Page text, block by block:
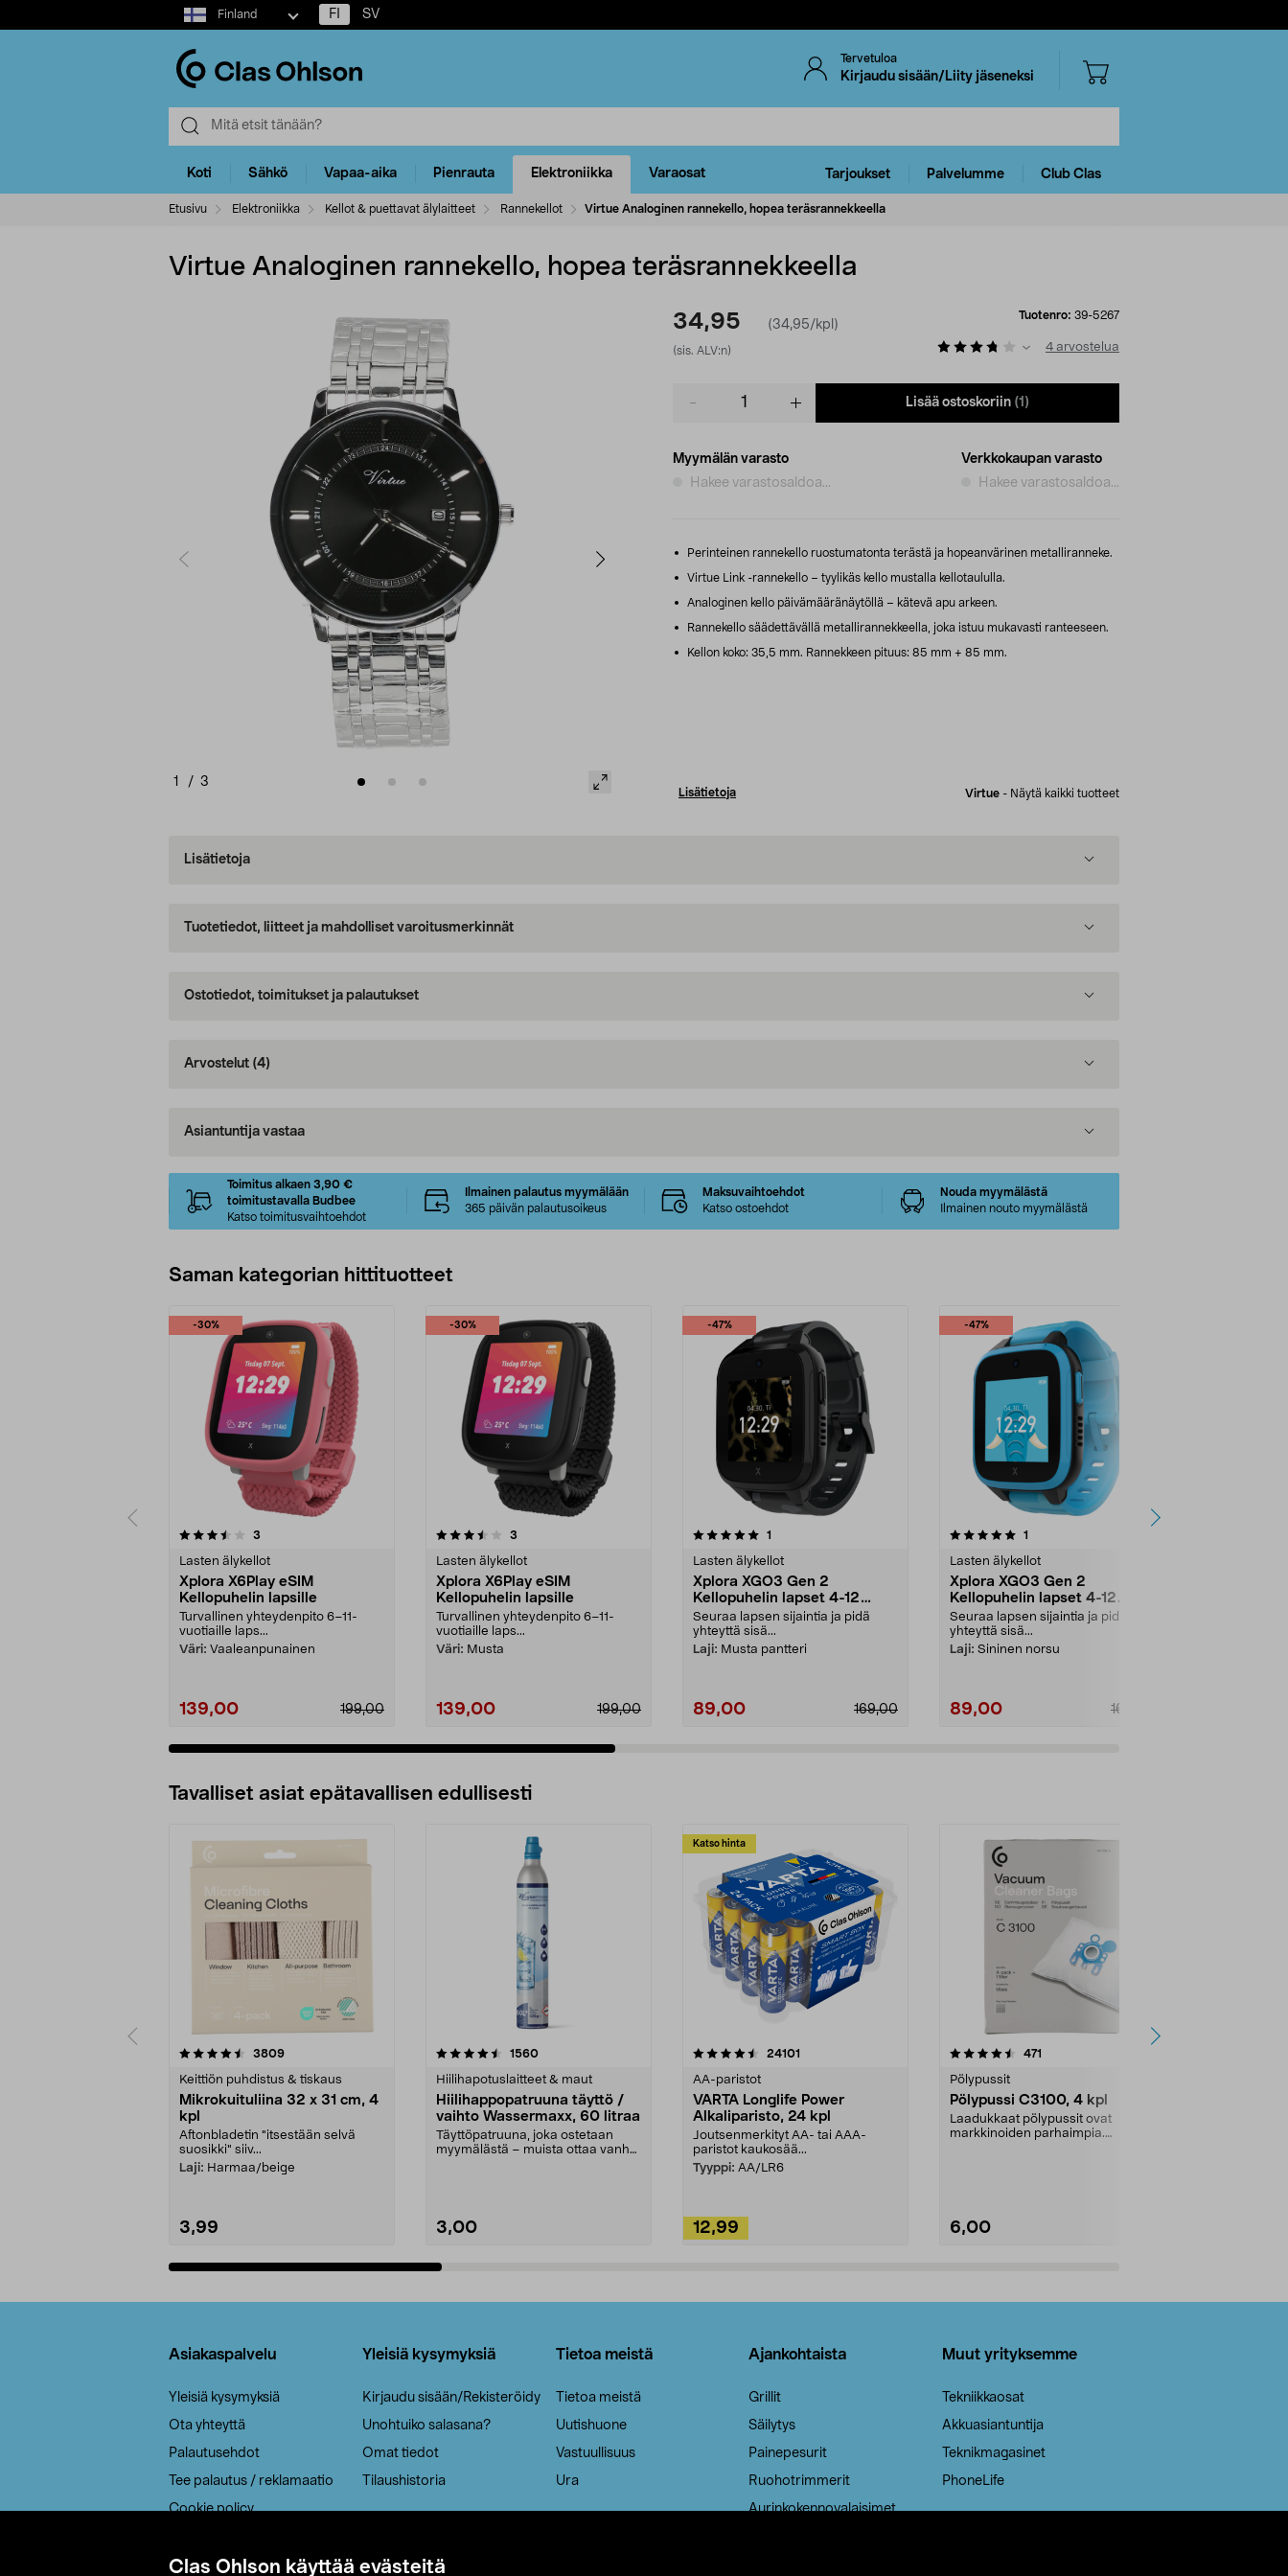
Clas Ohlson käyttää evästeitä
Select
market
Finland FI SV
Tervetuloa
Kirjaudu sisään/Liity jäseneksi
Koti Sähkö Vapaa-aika Pienrauta Elektroniikka Varaosat Tarjoukset Palvelumme Club Clas
Etusivu Elektroniikka Kellot & puettavat älylaitteet Rannekellot Virtue Analoginen rannekello, hopea teräsrannekkeella
Virtue Analoginen rannekello, hopea teräsrannekkeella
1 / 3
34,95 (34,95/kpl)
(sis. ALV:n)
Tuotenro: 39-5267
4 arvostelua
Lisää ostoskoriin (1)
Myymälän varasto
Hakee varastosaldoa...
Verkkokaupan varasto
Hakee varastosaldoa...
Perinteinen rannekello ruostumatonta terästä ja hopeanvärinen metalliranneke.
Virtue Link -rannekello – tyylikäs kello mustalla kellotaululla.
Analoginen kello päivämääränäytöllä – kätevä apu arkeen.
Rannekello säädettävällä metallirannekkeella, joka istuu mukavasti ranteeseen.
Kellon koko: 35,5 mm. Rannekkeen pituus: 85 mm + 85 mm.
Lisätietoja Virtue - Näytä kaikki tuotteet
Lisätietoja
Tuotetiedot, liitteet ja mahdolliset varoitusmerkinnät
Ostotiedot, toimitukset ja palautukset
Arvostelut (4)
Asiantuntija vastaa
Toimitus alkaen 3,90 €
toimitustavalla Budbee
Katso toimitusvaihtoehdot
Ilmainen palautus myymälään
365 päivän palautusoikeus
Maksuvaihtoehdot
Katso ostoehdot
Nouda myymälästä
Ilmainen nouto myymälästä
Saman kategorian hittituotteet
-30%
3
Lasten älykellot
Xplora X6Play eSIM
Kellopuhelin lapsille
Turvallinen yhteydenpito 6–11-
vuotiaille laps...
Väri: Vaaleanpunainen
139,00 199,00
-30%
3.5 viidestä
3
Lasten älykellot
Xplora X6Play eSIM
Kellopuhelin lapsille
Turvallinen yhteydenpito 6–11-
vuotiaille laps...
Väri: Musta
139,00 199,00
-47%
5.0 viidestä
1
Lasten älykellot
Xplora XGO3 Gen 2
Kellopuhelin lapset 4-12
vuotta
Seuraa lapsen sijaintia ja pidä
yhteyttä sisä...
Laji: Musta pantteri
89,00 169,00
-47%
5.0 viidestä
1
Lasten älykellot
Xplora XGO3 Gen 2
Kellopuhelin lapset 4-12
vuotta
Seuraa lapsen sijaintia ja pidä
yhteyttä sisä...
Laji: Sininen norsu
89,00 169,00
3.5 viidestä
Tavalliset asiat epätavallisen edullisesti
3809arvostelut
Keittiön puhdistus & tiskaus
Mikrokuituliina 32 x 31 cm, 4
kpl
Aftonbladetin "itsestään selvä
suosikki" siiv...
Laji: Harmaa/beige
3,99
4.5viidestä
1560arvostelut
Hiilihapotuslaitteet & maut
Hiilihappopatruuna täyttö /
vaihto Wassermaxx, 60 litraa
Täyttöpatruuna, joka ostetaan
myymälästä – muista ottaa vanha
3,00
Katso hinta
4.5viidestä
24101
AA-paristot
VARTA Longlife Power
Alkaliparisto, 24 kpl
Joutsenmerkityt AA- tai AAA-
paristot kaukosää...
Tyyppi: AA/LR6
12,99
4.5viidestä
471
Pölypussit
Pölypussi C3100, 4 kpl
Laadukkaat pölypussit ovat
markkinoiden parhaimpia.
6,00
4.5viidestä
Asiakaspalvelu
Yleisiä kysymyksiä
Ota yhteyttä
Palautusehdot
Tee palautus / reklamaatio
Cookie policy
Saavutettavuus
Yleisiä kysymyksiä
Kirjaudu sisään/Rekisteröidy
Unohtuiko salasana?
Omat tiedot
Tilaushistoria
Tietoa meistä
Tietoa meistä
Uutishuone
Vastuullisuus
Ura
Ajankohtaista
Grillit
Säilytys
Painepesurit
Ruohotrimmerit
Aurinkokennovalaisimet
Muut yrityksemme
Tekniikkaosat
Akkuasiantuntija
Teknikmagasinet
PhoneLife